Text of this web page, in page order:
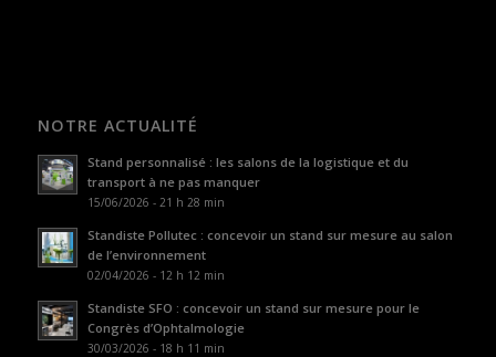
NOTRE ACTUALITÉ
Stand personnalisé : les salons de la logistique et du
transport à ne pas manquer
15/06/2026 - 21 h 28 min
Standiste Pollutec : concevoir un stand sur mesure au salon
de l’environnement
02/04/2026 - 12 h 12 min
Standiste SFO : concevoir un stand sur mesure pour le
Congrès d’Ophtalmologie
30/03/2026 - 18 h 11 min